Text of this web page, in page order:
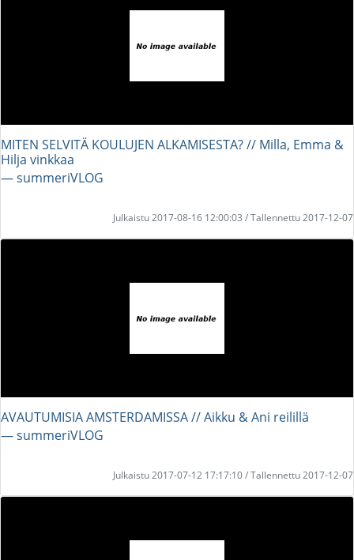
MITEN SELVITÄ KOULUJEN ALKAMISESTA? // Milla, Emma &
Hilja vinkkaa
― summeriVLOG
Julkaistu 2017-08-16 12:00:03 / Tallennettu 2017-12-07
AVAUTUMISIA AMSTERDAMISSA // Aikku & Ani reilillä
― summeriVLOG
Julkaistu 2017-07-12 17:17:10 / Tallennettu 2017-12-07